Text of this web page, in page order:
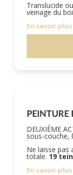
Translucide
veinage du
En savoir plus
PEINTURE
DEUXIÈME
sous-couche,
Ne laisse pas
totale. 19
En savoir plus